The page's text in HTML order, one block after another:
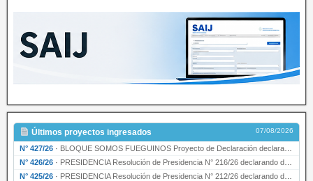
Últimos proyectos ingresados 07/08/2026
N° 427/26 · BLOQUE SOMOS FUEGUINOS Proyecto de Declaración declarando de interés provincial PRESIDENCI…
N° 426/26 · PRESIDENCIA Resolución de Presidencia N° 216/26 declarando de interés provincial la labor …
N° 425/26 · PRESIDENCIA Resolución de Presidencia N° 212/26 declarando de interés provincial el “50° A…